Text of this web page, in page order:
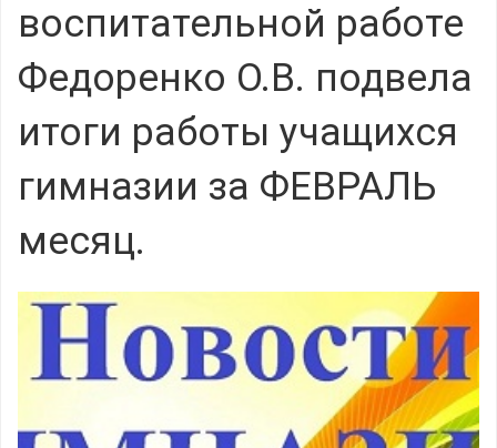
воспитательной работе
Федоренко О.В. подвела
итоги работы учащихся
гимназии за ФЕВРАЛЬ
месяц.